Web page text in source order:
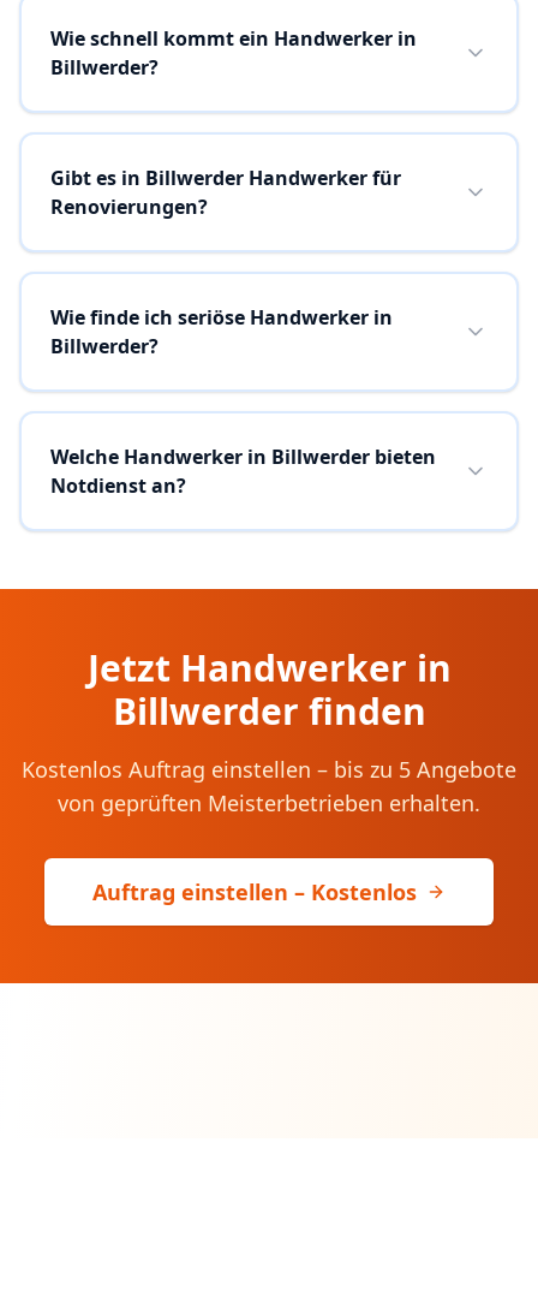
Wie schnell kommt ein Handwerker in
Billwerder?
Gibt es in Billwerder Handwerker für
Renovierungen?
Wie finde ich seriöse Handwerker in
Billwerder?
Welche Handwerker in Billwerder bieten
Notdienst an?
Jetzt Handwerker in
Billwerder finden
Kostenlos Auftrag einstellen – bis zu 5 Angebote
von geprüften Meisterbetrieben erhalten.
Auftrag einstellen – Kostenlos